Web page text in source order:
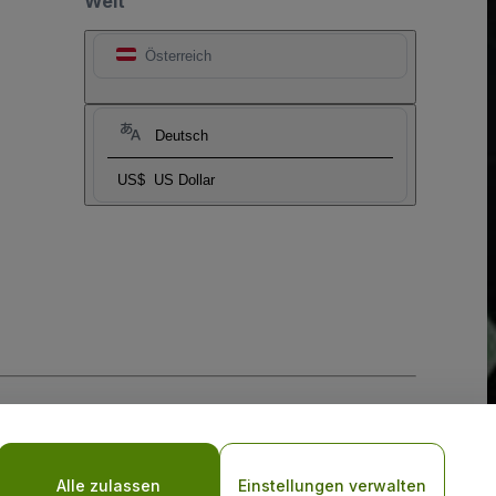
Österreich
Deutsch
US$ US Dollar
RichtlinieundDatenschutzrichtlinie für Mobilanwendungen
Alle zulassen Einstellungen verwalten